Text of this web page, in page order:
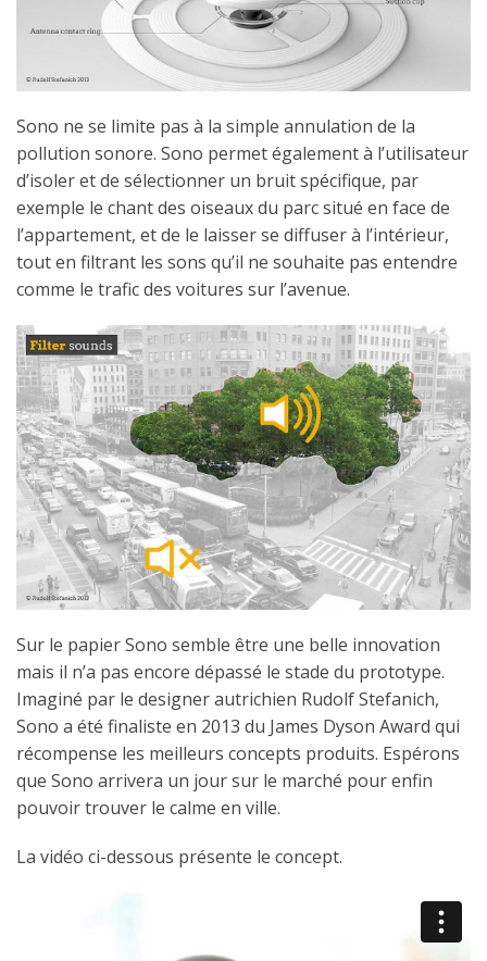
Sono ne se limite pas à la simple annulation de la
pollution sonore. Sono permet également à l’utilisateur
d’isoler et de sélectionner un bruit spécifique, par
exemple le chant des oiseaux du parc situé en face de
l’appartement, et de le laisser se diffuser à l’intérieur,
tout en filtrant les sons qu’il ne souhaite pas entendre
comme le trafic des voitures sur l’avenue.
Sur le papier Sono semble être une belle innovation
mais il n’a pas encore dépassé le stade du prototype.
Imaginé par le designer autrichien Rudolf Stefanich,
Sono a été finaliste en 2013 du James Dyson Award qui
récompense les meilleurs concepts produits. Espérons
que Sono arrivera un jour sur le marché pour enfin
pouvoir trouver le calme en ville.
La vidéo ci-dessous présente le concept.